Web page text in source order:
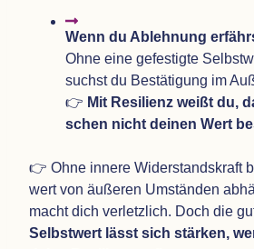
Wenn du Ableh­nung
Ohne eine gefes­tigte
suchst du Bestä­ti­gung im
👉 Mit Resi­li­enz weißt du,
schen nicht dei­nen Wert
👉 Ohne innere Wider­stands­kraft
wert von äuße­ren Umstän­den
macht dich ver­letz­lich. Doch die
Selbst­wert lässt sich stär­ken,